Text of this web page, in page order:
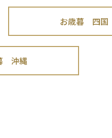
お歳暮 四国
沖縄